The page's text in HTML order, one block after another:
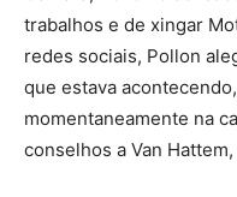
trabalhos e de xingar
redes sociais, Pollon
que estava
momentaneamente na
conselhos a Van